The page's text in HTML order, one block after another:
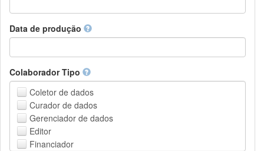
Armenian
Assamese
Avaric
Aymara
Azerbaijani
Bambara
Bashkir
Basque
Belarusian
Bengali, Bangla
Data de produção
Colaborador Tipo
Coletor de dados
Curador de dados
Gerenciador de dados
Editor
Financiador